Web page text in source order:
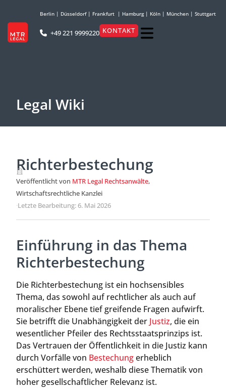
Berlin | Düsseldorf| Frankfurt | Hamburg| Köln | München | Stuttgart
+49 221 9999220 KONTAKT
Legal Wiki
Richterbestechung
Veröffentlicht von MTR Legal Rechtsanwälte,
Wirtschaftsrechtliche Kanzlei
·Letzte Bearbeitung: 6. Mai 2026
Einführung in das Thema
Richterbestechung
Die Richterbestechung ist ein hochsensibles
Thema, das sowohl auf rechtlicher als auch auf
moralischer Ebene tief greifende Fragen aufwirft.
Sie betrifft die Unabhängigkeit der Justiz, die ein
wesentlicher Pfeiler des Rechtsstaatsprinzips ist.
Das Vertrauen der Öffentlichkeit in die Justiz kann
durch Vorfälle von Bestechungerheblich
erschüttert werden, weshalb diese Thematik von
hoher gesellschaftlicher Relevanz ist.